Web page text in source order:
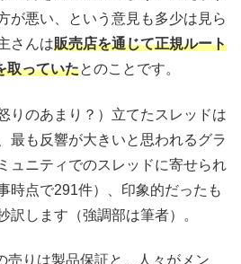
が悪い、という意見も多少は見ら
さんは販売店を通じて正規ルート
取っていたとのことです。
りのあまり？）立てたスレッドは
最も反響が大きいと思われるグラ
ュニティでのスレッドに寄せられ
時点で291件）、印象的だったも
訳します（強調部は筆者）。
売りは製品保証と、人々がメン